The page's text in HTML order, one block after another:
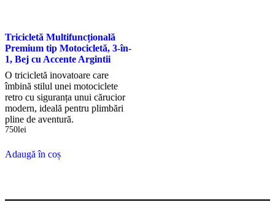
Tricicletă Multifuncțională
Premium tip Motocicletă, 3-în-
1, Bej cu Accente Argintii
O tricicletă inovatoare care
îmbină stilul unei motociclete
retro cu siguranța unui cărucior
modern, ideală pentru plimbări
pline de aventură.
750lei
Adaugă în coș